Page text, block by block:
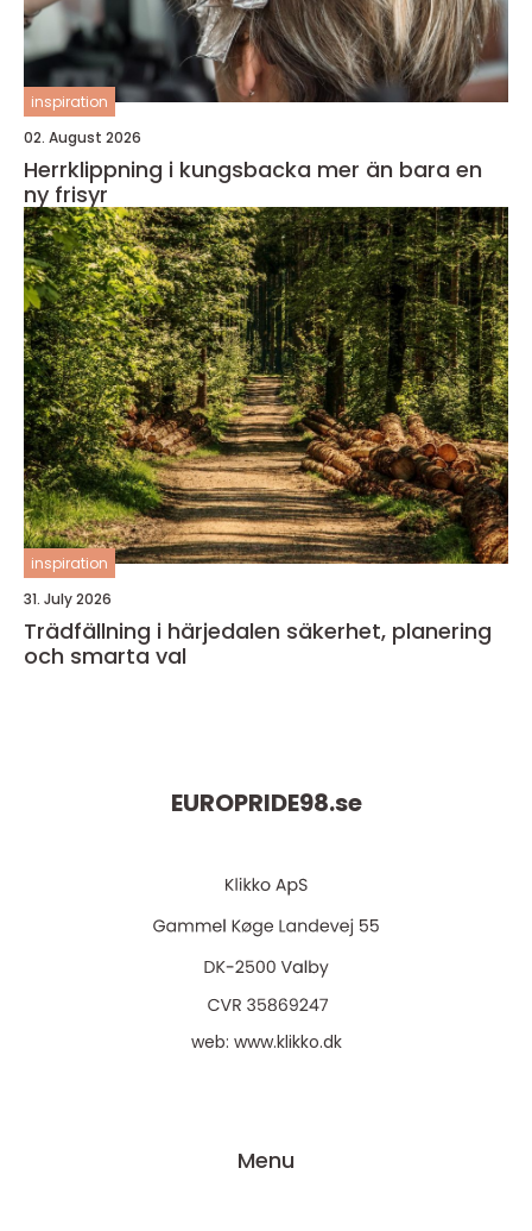
inspiration
02. August 2026
Herrklippning i kungsbacka mer än bara en
ny frisyr
inspiration
31. July 2026
Trädfällning i härjedalen säkerhet, planering
och smarta val
EUROPRIDE98.se
web: www.klikko.dk
Menu